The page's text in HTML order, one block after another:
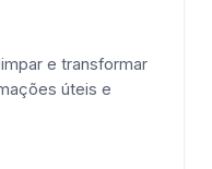
e transformar
úteis e